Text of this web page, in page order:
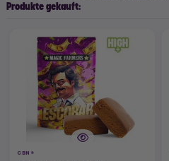
Produkte gekauft:
CBN+